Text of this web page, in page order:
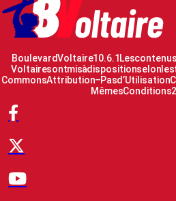
Boulevard Voltaire 10.6.1 Les
Voltaire sont mis à disposition selon les
Commons Attribution – Pas d’Utilisation
Mêmes Conditions